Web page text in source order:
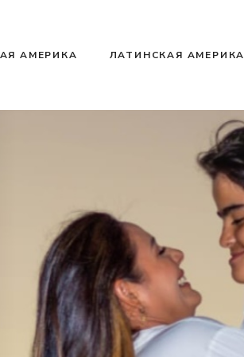
АМЕРИКА ЛАТИНСКАЯ АМЕРИКА